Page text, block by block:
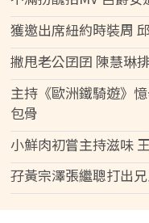
獲邀出席紐約時裝周
撇甩老公囝囝 陳慧琳
主持《歐洲鐵騎遊》
包骨
小鮮肉初嘗主持滋味
孖黃宗澤張繼聰打出